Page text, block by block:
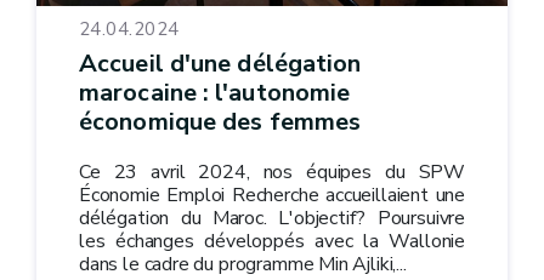
24.04.2024
Accueil d'une délégation
marocaine : l'autonomie
économique des femmes
Ce 23 avril 2024, nos équipes du SPW
Économie Emploi Recherche accueillaient une
délégation du Maroc. L'objectif? Poursuivre
les échanges développés avec la Wallonie
dans le cadre du programme Min Ajliki,...